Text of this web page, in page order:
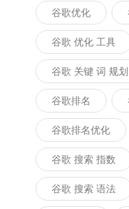
谷歌优化
谷歌 优化 工具
谷歌 关键 词 规
谷歌排名
谷歌排名优化
谷歌 搜索 指数
谷歌 搜索 语法